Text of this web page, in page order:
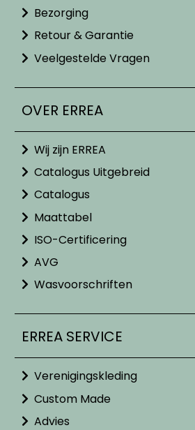
Bezorging
Retour & Garantie
Veelgestelde Vragen
OVER ERREA
Wij zijn ERREA
Catalogus Uitgebreid
Catalogus
Maattabel
ISO-Certificering
AVG
Wasvoorschriften
ERREA SERVICE
Verenigingskleding
Custom Made
Advies